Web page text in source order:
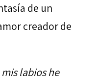
de un
creador de
mis labios he